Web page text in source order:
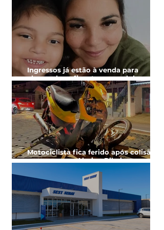
Ingressos já estão à venda para
almoço beneficente em prol do
tratamento de Maria Olívia
Motociclista fica ferido após colisão
com carro na Alarico Ribeiro, zona